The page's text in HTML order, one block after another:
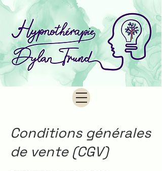
Conditions générales
de vente (CGV)